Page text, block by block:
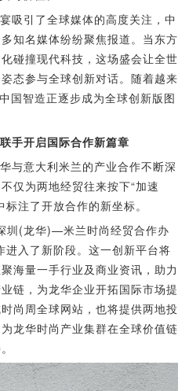
吸引了全球媒体的高度关注，中
知名媒体纷纷聚焦报道。当东方
碰撞现代科技，这场盛会让全世
态参与全球创新对话。随着越来
国智造正逐步成为全球创新版图
手开启国际合作新篇章
与意大利米兰的产业合作不断深
仅为两地经贸往来按下“加速
注了开放合作的新坐标。
圳(龙华)—米兰时尚经贸合作办
进入了新阶段。这一创新平台将
海量一手行业及商业资讯，助力
链，为龙华企业开拓国际市场提
尚周全球网站，也将提供两地投
龙华时尚产业集群在全球价值链